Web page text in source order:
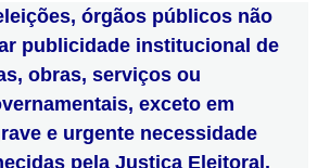
órgãos públicos não
publicidade institucional de
obras, serviços ou
exceto em
e urgente necessidade
pela Justiça Eleitoral.